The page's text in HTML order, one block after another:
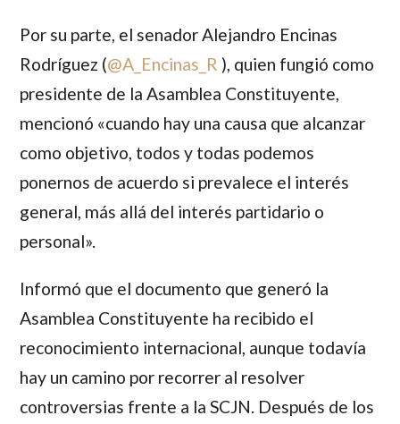
Por su parte, el senadorAlejandro Encinas
Rodríguez (@A_Encinas_R ), quien fungió como
presidente de la Asamblea Constituyente,
mencionó «cuando hay una causa que alcanzar
como objetivo, todos y todas podemos
ponernos de acuerdo si prevalece el interés
general, más allá del interés partidario o
personal».
Informó que el documento que generó la
Asamblea Constituyente ha recibido el
reconocimiento internacional, aunque todavía
hay un camino por recorrer al resolver
controversias frente a la SCJN. Después de los